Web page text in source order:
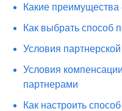
Какие преимущества
Как выбрать способ
Условия
Условия
партнерами
Как настроить